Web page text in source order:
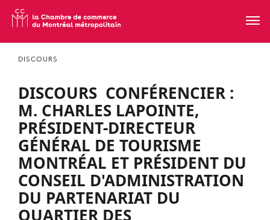
DISCOURS
DISCOURS  CONFÉRENCIER :
M. CHARLES LAPOINTE,
PRÉSIDENT-DIRECTEUR
GÉNÉRAL DE TOURISME
MONTRÉAL ET PRÉSIDENT DU
CONSEIL D'ADMINISTRATION
DU PARTENARIAT DU
QUARTIER DES